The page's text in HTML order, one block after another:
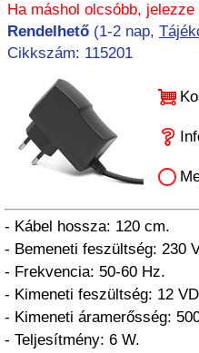
Ha máshol olcsóbb,
Rendelhető (1-2 nap,
Cikkszám: 115201
- Kábel hossza: 120 cm.
- Bemeneti feszültség: 230
- Frekvencia: 50-60 Hz.
- Kimeneti feszültség: 12
- Kimeneti áramerősség:
- Teljesítmény: 6 W.